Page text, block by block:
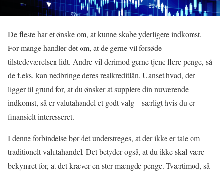
De fleste har et ønske om, at kunne skabe yderligere indkomst.
For mange handler det om, at de gerne vil forsøde
tilstedeværelsen lidt. Andre vil derimod gerne tjene flere penge, så
de f.eks. kan nedbringe deres realkreditlån. Uanset hvad, der
ligger til grund for, at du ønsker at supplere din nuværende
indkomst, så er valutahandel et godt valg – særligt hvis du er
finansielt interesseret.
I denne forbindelse bør det understreges, at der ikke er tale om
traditionelt valutahandel. Det betyder også, at du ikke skal være
bekymret for, at det kræver en stor mængde penge. Tværtimod, så